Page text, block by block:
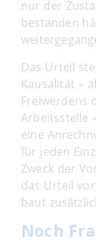
nur der
bestanden
Das Urteil
Kausalität –
Freiwerdens
Arbeitsstelle
eine
für jeden
Zweck der
das Urteil
baut
Noch